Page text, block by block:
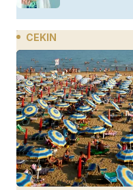
CEKIN